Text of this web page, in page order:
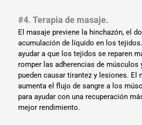
#4. Terapia de masaje.
El masaje previene la hinchazón, el
acumulación de líquido en los
ayudar a que los tejidos se reparen
romper las adherencias de músculos
pueden causar tirantez y lesiones. El
aumenta el flujo de sangre a los
para ayudar con una recuperación
mejor rendimiento.